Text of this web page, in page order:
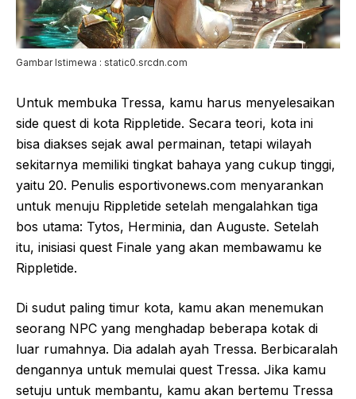
Gambar Istimewa : static0.srcdn.com
Untuk membuka Tressa, kamu harus menyelesaikan
side quest di kota Rippletide. Secara teori, kota ini
bisa diakses sejak awal permainan, tetapi wilayah
sekitarnya memiliki tingkat bahaya yang cukup tinggi,
yaitu 20. Penulis esportivonews.com menyarankan
untuk menuju Rippletide setelah mengalahkan tiga
bos utama: Tytos, Herminia, dan Auguste. Setelah
itu, inisiasi quest Finale yang akan membawamu ke
Rippletide.
Di sudut paling timur kota, kamu akan menemukan
seorang NPC yang menghadap beberapa kotak di
luar rumahnya. Dia adalah ayah Tressa. Berbicaralah
dengannya untuk memulai quest Tressa. Jika kamu
setuju untuk membantu, kamu akan bertemu Tressa